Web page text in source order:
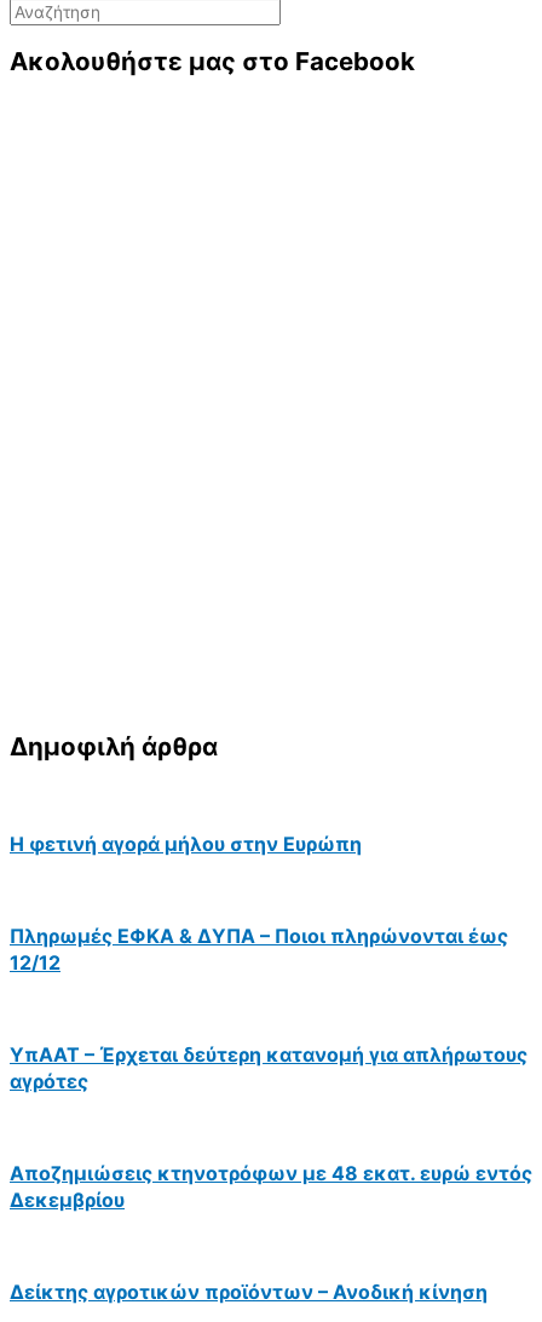
Ακολουθήστε μας στο Facebook
Δημοφιλή άρθρα
Η φετινή αγορά μήλου στην Ευρώπη
Πληρωμές ΕΦΚΑ & ΔΥΠΑ – Ποιοι πληρώνονται έως
12/12
ΥπΑΑΤ – Έρχεται δεύτερη κατανομή για απλήρωτους
αγρότες
Αποζημιώσεις κτηνοτρόφων με 48 εκατ. ευρώ εντός
Δεκεμβρίου
Δείκτης αγροτικών προϊόντων – Ανοδική κίνηση